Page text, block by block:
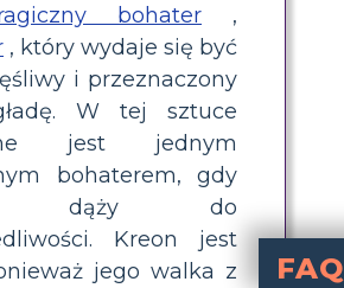
bohater ,
, który wydaje się być
i przeznaczony
W tej sztuce
jest jednym
bohaterem, gdy
dąży do
Kreon jest
jego walka z
FAQ